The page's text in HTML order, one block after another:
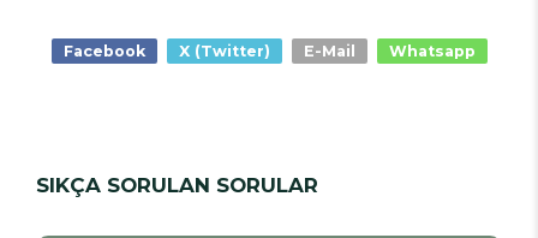
Facebook X (Twitter) E-Mail Whatsapp
SIKÇA SORULAN SORULAR